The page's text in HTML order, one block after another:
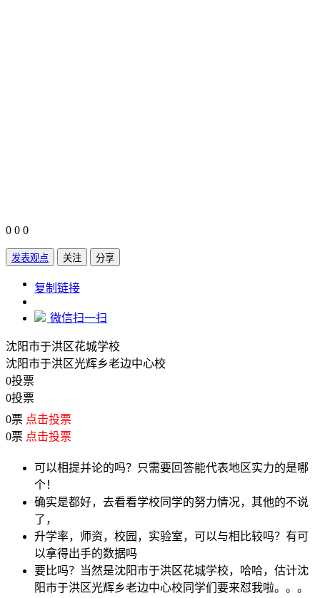
0 0 0
发表观点 关注 分享
https://www.edupk.cn/compare/5853459
复制链接
微信扫一扫
沈阳市于洪区花城学校
沈阳市于洪区光辉乡老边中心校
0投票
0投票
0票 点击投票
0票 点击投票
可以相提并论的吗？只需要回答能代表地区实力的是哪
个！
确实是都好，去看看学校同学的努力情况，其他的不说
了，
升学率，师资，校园，实验室，可以与相比较吗？有可
以拿得出手的数据吗
要比吗？当然是沈阳市于洪区花城学校，哈哈，估计沈
阳市于洪区光辉乡老边中心校同学们要来怼我啦。。。